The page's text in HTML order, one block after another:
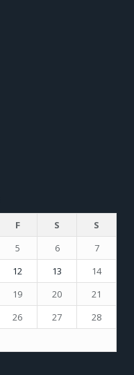
F S
S
5 6
7
12 13
14
19 20
21
26 27
28